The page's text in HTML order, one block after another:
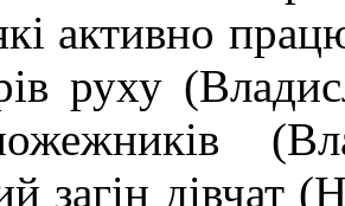
активно
руху
загін дівчат